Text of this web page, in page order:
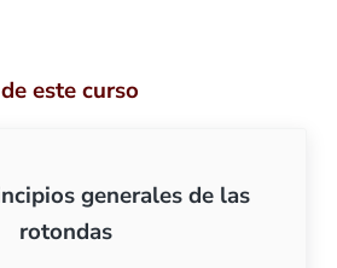
este curso
generales de las
rotondas